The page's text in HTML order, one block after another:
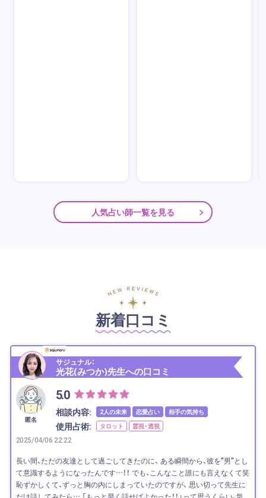
人気占い師一覧を見る
新着口コミ
サジュナル：
光花(みつか)先生への口コミ
匿名
5.0
相談内容: 2人の未来 恋愛占い 相手の気持ち
使用占術: タロット 霊視・透視
2025/04/06 22:22
長い間、ただの友達として過ごしてきたのに、 ある瞬間から、彼を"男"とし
て意識するようになったんです…！！ でも、こんなこと誰にも言えなくて笑
恥ずかしくて、ずっと胸の内にしまっていたのですが、 思い切って先生に